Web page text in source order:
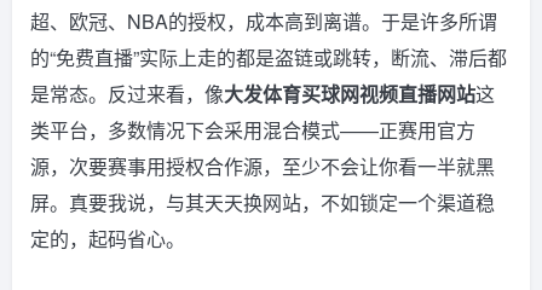
超、欧冠、NBA的授权，成本高到离谱。于是许多所谓
的“免费直播”实际上走的都是盗链或跳转，断流、滞后都
是常态。反过来看，像大发体育买球网视频直播网站这
类平台，多数情况下会采用混合模式——正赛用官方
源，次要赛事用授权合作源，至少不会让你看一半就黑
屏。真要我说，与其天天换网站，不如锁定一个渠道稳
定的，起码省心。